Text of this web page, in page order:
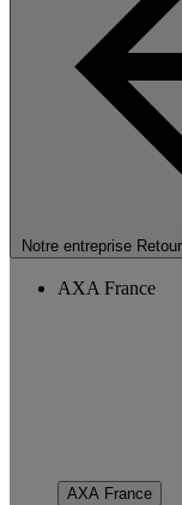
Notre entreprise
AXA France
AXA France